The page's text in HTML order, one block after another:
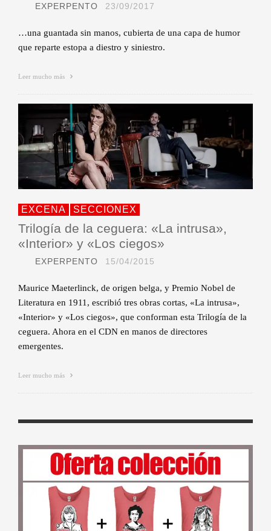
EXPERPENTO 23/09/2017
…una guantada sin manos, cubierta de una capa de humor
que reparte estopa a diestro y siniestro.
Leer mucho más
EXCENA SECCIONEX
Trilogía de la ceguera: «La intrusa»,
«Interior» y «Los ciegos»
EXPERPENTO 15/04/2015
Maurice Maeterlinck, de origen belga, y Premio Nobel de
Literatura en 1911, escribió tres obras cortas, «La intrusa»,
«Interior» y «Los ciegos», que conforman esta Trilogía de la
ceguera. Ahora en el CDN en manos de directores
emergentes.
Leer mucho más